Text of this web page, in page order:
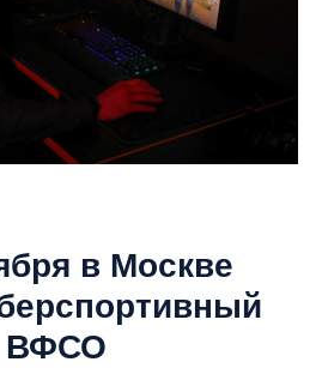
в Москве
ВФСО